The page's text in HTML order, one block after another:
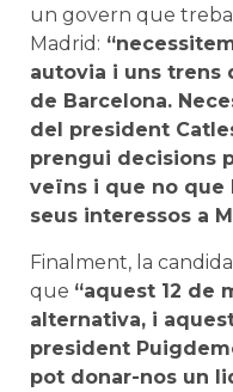
un govern que
Madrid:
autovia i uns trens
de Barcelona.
del president
prengui decisions
veïns i que no que
seus interessos a
Finalment, la
que “aquest 12 de
alternativa, i
president
pot donar-nos un